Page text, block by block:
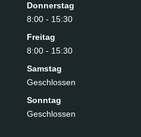
Donnerstag
8:00 - 15:30
Freitag
8:00 - 15:30
Samstag
Geschlossen
Sonntag
Geschlossen